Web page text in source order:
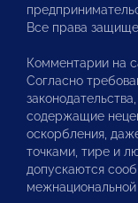
Все права
Комментарии на
Согласно
содержащие
оскорбления,
точками, тире и
допускаются
межнациональной